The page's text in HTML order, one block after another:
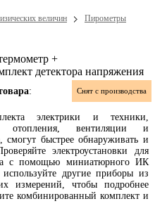
величин Пирометры
+
детектора напряжения
: Снят с производства
электрики и техники,
отопления, вентиляции и
смогут быстрее обнаруживать и
электроустановки для
с помощью миниатюрного ИК
другие приборы из
измерений, чтобы подробнее
комбинированный комплект и